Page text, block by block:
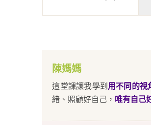
陳媽媽
這堂課讓我學到 用不同的視
緒、照顧好自己， 唯有自己